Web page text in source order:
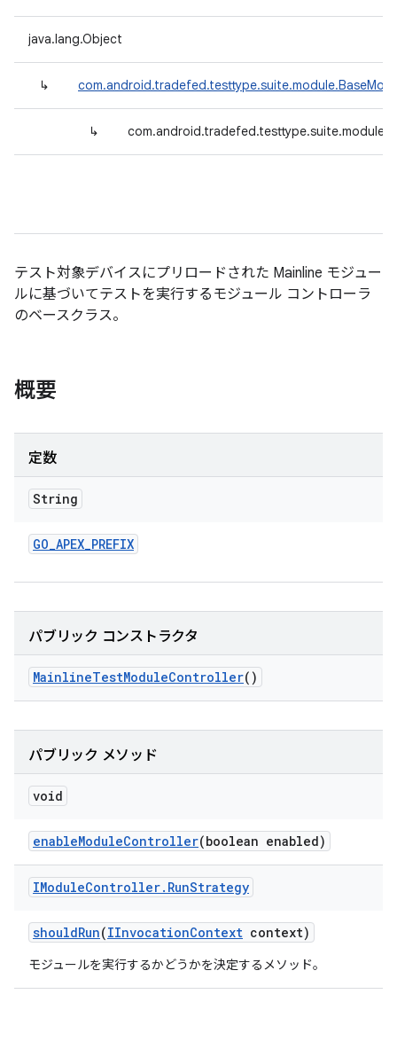
java.lang.Object
↳
↳
テスト対象デバイスにプリロードされた Mainline モジュー
ルに基づいてテストを実行するモジュール コントローラ
のベースクラス。
概要
定数
String
GO_APEX_PREFIX
パブリック コンストラクタ
MainlineTestModuleController()
パブリック メソッド
void
enableModuleController(boolean enabled)
IModuleController. RunStrategy
shouldRun(IInvocationContext context)
モジュールを実行するかどうかを決定するメソッド。